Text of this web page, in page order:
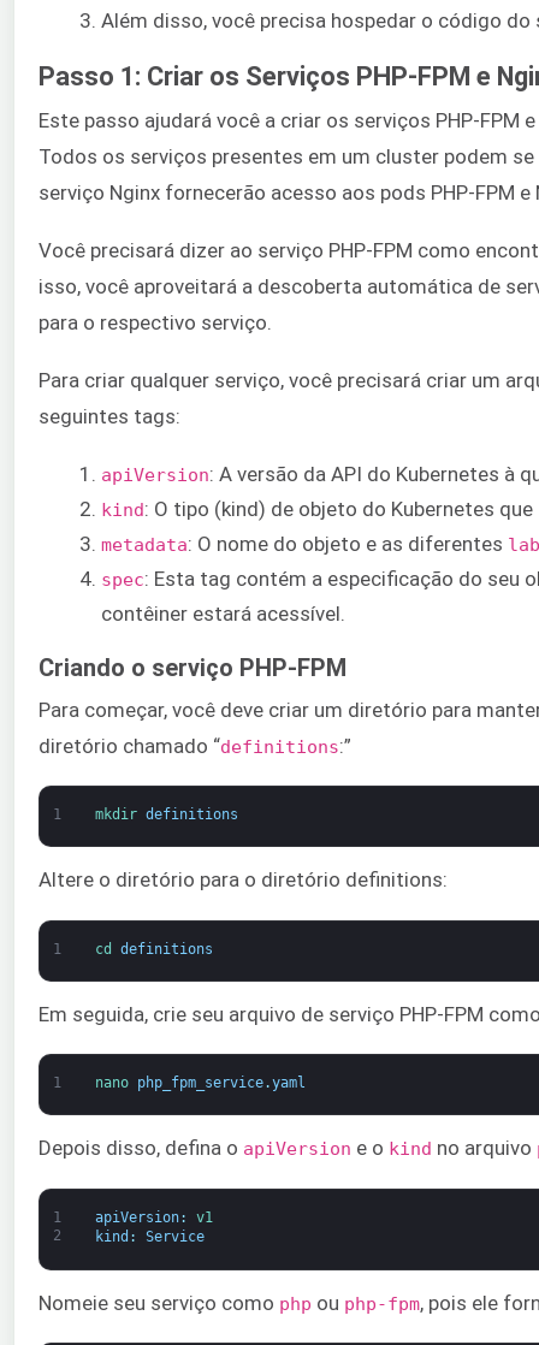
Além disso, você precisa hospedar o código
Passo 1: Criar os Serviços PHP-FPM e
Este passo ajudará você a criar os serviços PHP-
Todos os serviços presentes em um cluster podem
serviço Nginx fornecerão acesso aos pods PHP-FPM
Você precisará dizer ao serviço PHP-FPM como
isso, você aproveitará a descoberta automática de
para o respectivo serviço.
Para criar qualquer serviço, você precisará criar um
seguintes tags:
apiVersion: A versão da API do Kubernetes à
kind: O tipo (kind) de objeto do Kubernetes
metadata: O nome do objeto e as diferentes
spec: Esta tag contém a especificação do seu
contêiner estará acessível.
Criando o serviço PHP-FPM
Para começar, você deve criar um diretório para
diretório chamado “definitions:”
1 mkdir definitions
Altere o diretório para o diretório definitions:
1 cd definitions
Em seguida, crie seu arquivo de serviço PHP-FPM
1 nano php_fpm_service.yaml
Depois disso, defina o apiVersion e o kind no arquivo
1
2
apiVersion:
v1
kind : Service
Nomeie seu serviço como php ou php-fpm, pois ele